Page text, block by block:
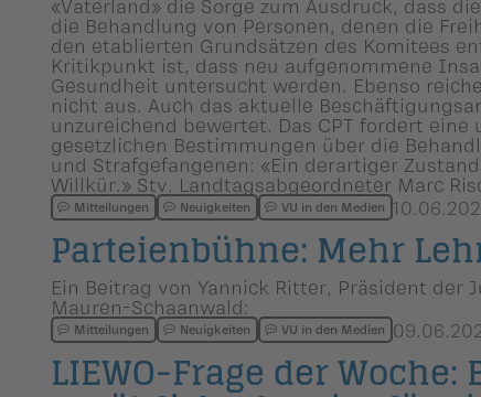
«Vaterland» die Sorge zum Ausdruck, dass
die Behandlung von Personen, denen die
den etablierten Grundsätzen des Komitees
Kritikpunkt ist, dass neu aufgenommene
Gesundheit untersucht werden. Ebenso
nicht aus. Auch das aktuelle
unzureichend bewertet. Das CPT fordert
gesetzlichen Bestimmungen über die
und Strafgefangenen: «Ein derartiger
Willkür.» Stv. Landtagsabgeordneter Marc
Mitteilungen Neuigkeiten VU in den Medien
Parteien­bühne: Mehr
Ein Beitrag von Yannick Ritter, Präsident der
Mauren-Schaanwald:
Mitteilungen Neuigkeiten VU in den Medien
LIEWO-Frage der Woche: